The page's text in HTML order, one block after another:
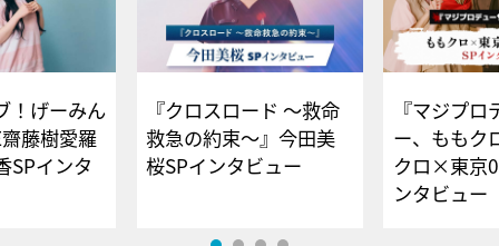
！げーみん
藤樹愛羅
SPインタ
『クロスロード ～救命
救急の約束～』今田美
桜SPインタビュー
『マジプロ
ー、ももク
クロ×東京
ンタビュー